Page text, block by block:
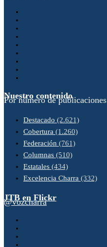
Nuestro contenido
Por número de publicaciones
Destacado (2.621)
Cobertura (1.260)
Federación (761)
Columnas (510)
Estatales (434)
Excelencia Charra (332)
JTB en Flickr
@vozcharra